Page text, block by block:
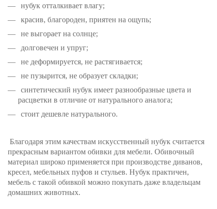
нубук отталкивает влагу;
красив, благороден, приятен на ощупь;
не выгорает на солнце;
долговечен и упруг;
не деформируется, не растягивается;
не пузырится, не образует складки;
синтетический нубук имеет разнообразные цвета и
расцветки в отличие от натурального аналога;
стоит дешевле натурального.
Благодаря этим качествам искусственный нубук считается
прекрасным вариантом обивки для мебели. Обивочный
материал широко применяется при производстве диванов,
кресел, мебельных пуфов и стульев. Нубук практичен,
мебель с такой обивкой можно покупать даже владельцам
домашних животных.